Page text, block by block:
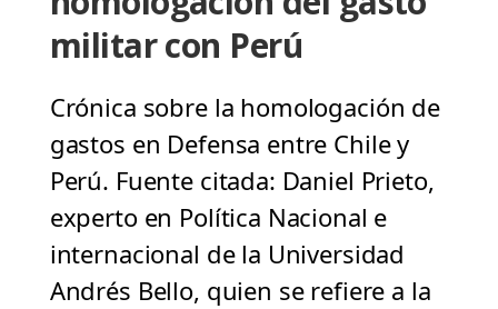
militar con Perú
Crónica sobre la homologación de
gastos en Defensa entre Chile y
Perú. Fuente citada: Daniel Prieto,
experto en Política Nacional e
internacional de la Universidad
Andrés Bello, quien se refiere a la